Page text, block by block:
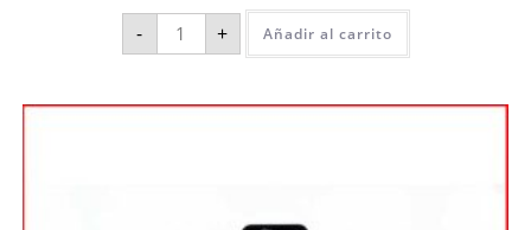
- + Añadir al carrito